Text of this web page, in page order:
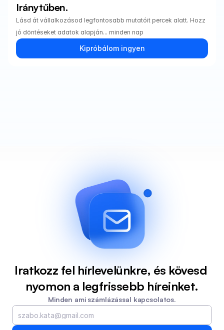
Iránytűben.
Lásd át vállalkozásod legfontosabb mutatóit percek alatt. Hozz
jó döntéseket adatok alapján... minden nap
Kipróbálom ingyen
Iratkozz fel hírlevelünkre, és kövesd
nyomon a legfrissebb híreinket.
Minden ami számlázással kapcsolatos.